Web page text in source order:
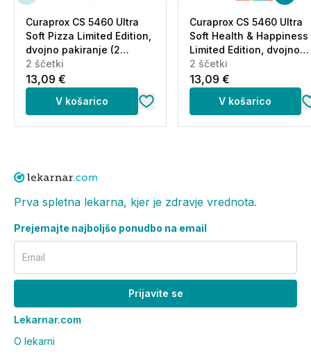
Curaprox CS 5460 Ultra
Soft Pizza Limited Edition,
dvojno pakiranje (2
ščetki)
2 ščetki
13,09 €
V košarico
Curaprox CS 5460 Ultra
Soft Health & Happiness
Limited Edition, dvojno
pakiranje (2 ščetki)
2 ščetki
13,09 €
V košarico
Prva spletna lekarna, kjer je zdravje vrednota.
Prejemajte najboljšo ponudbo na email
Email
Prijavite se
Lekarnar.com
O lekarni